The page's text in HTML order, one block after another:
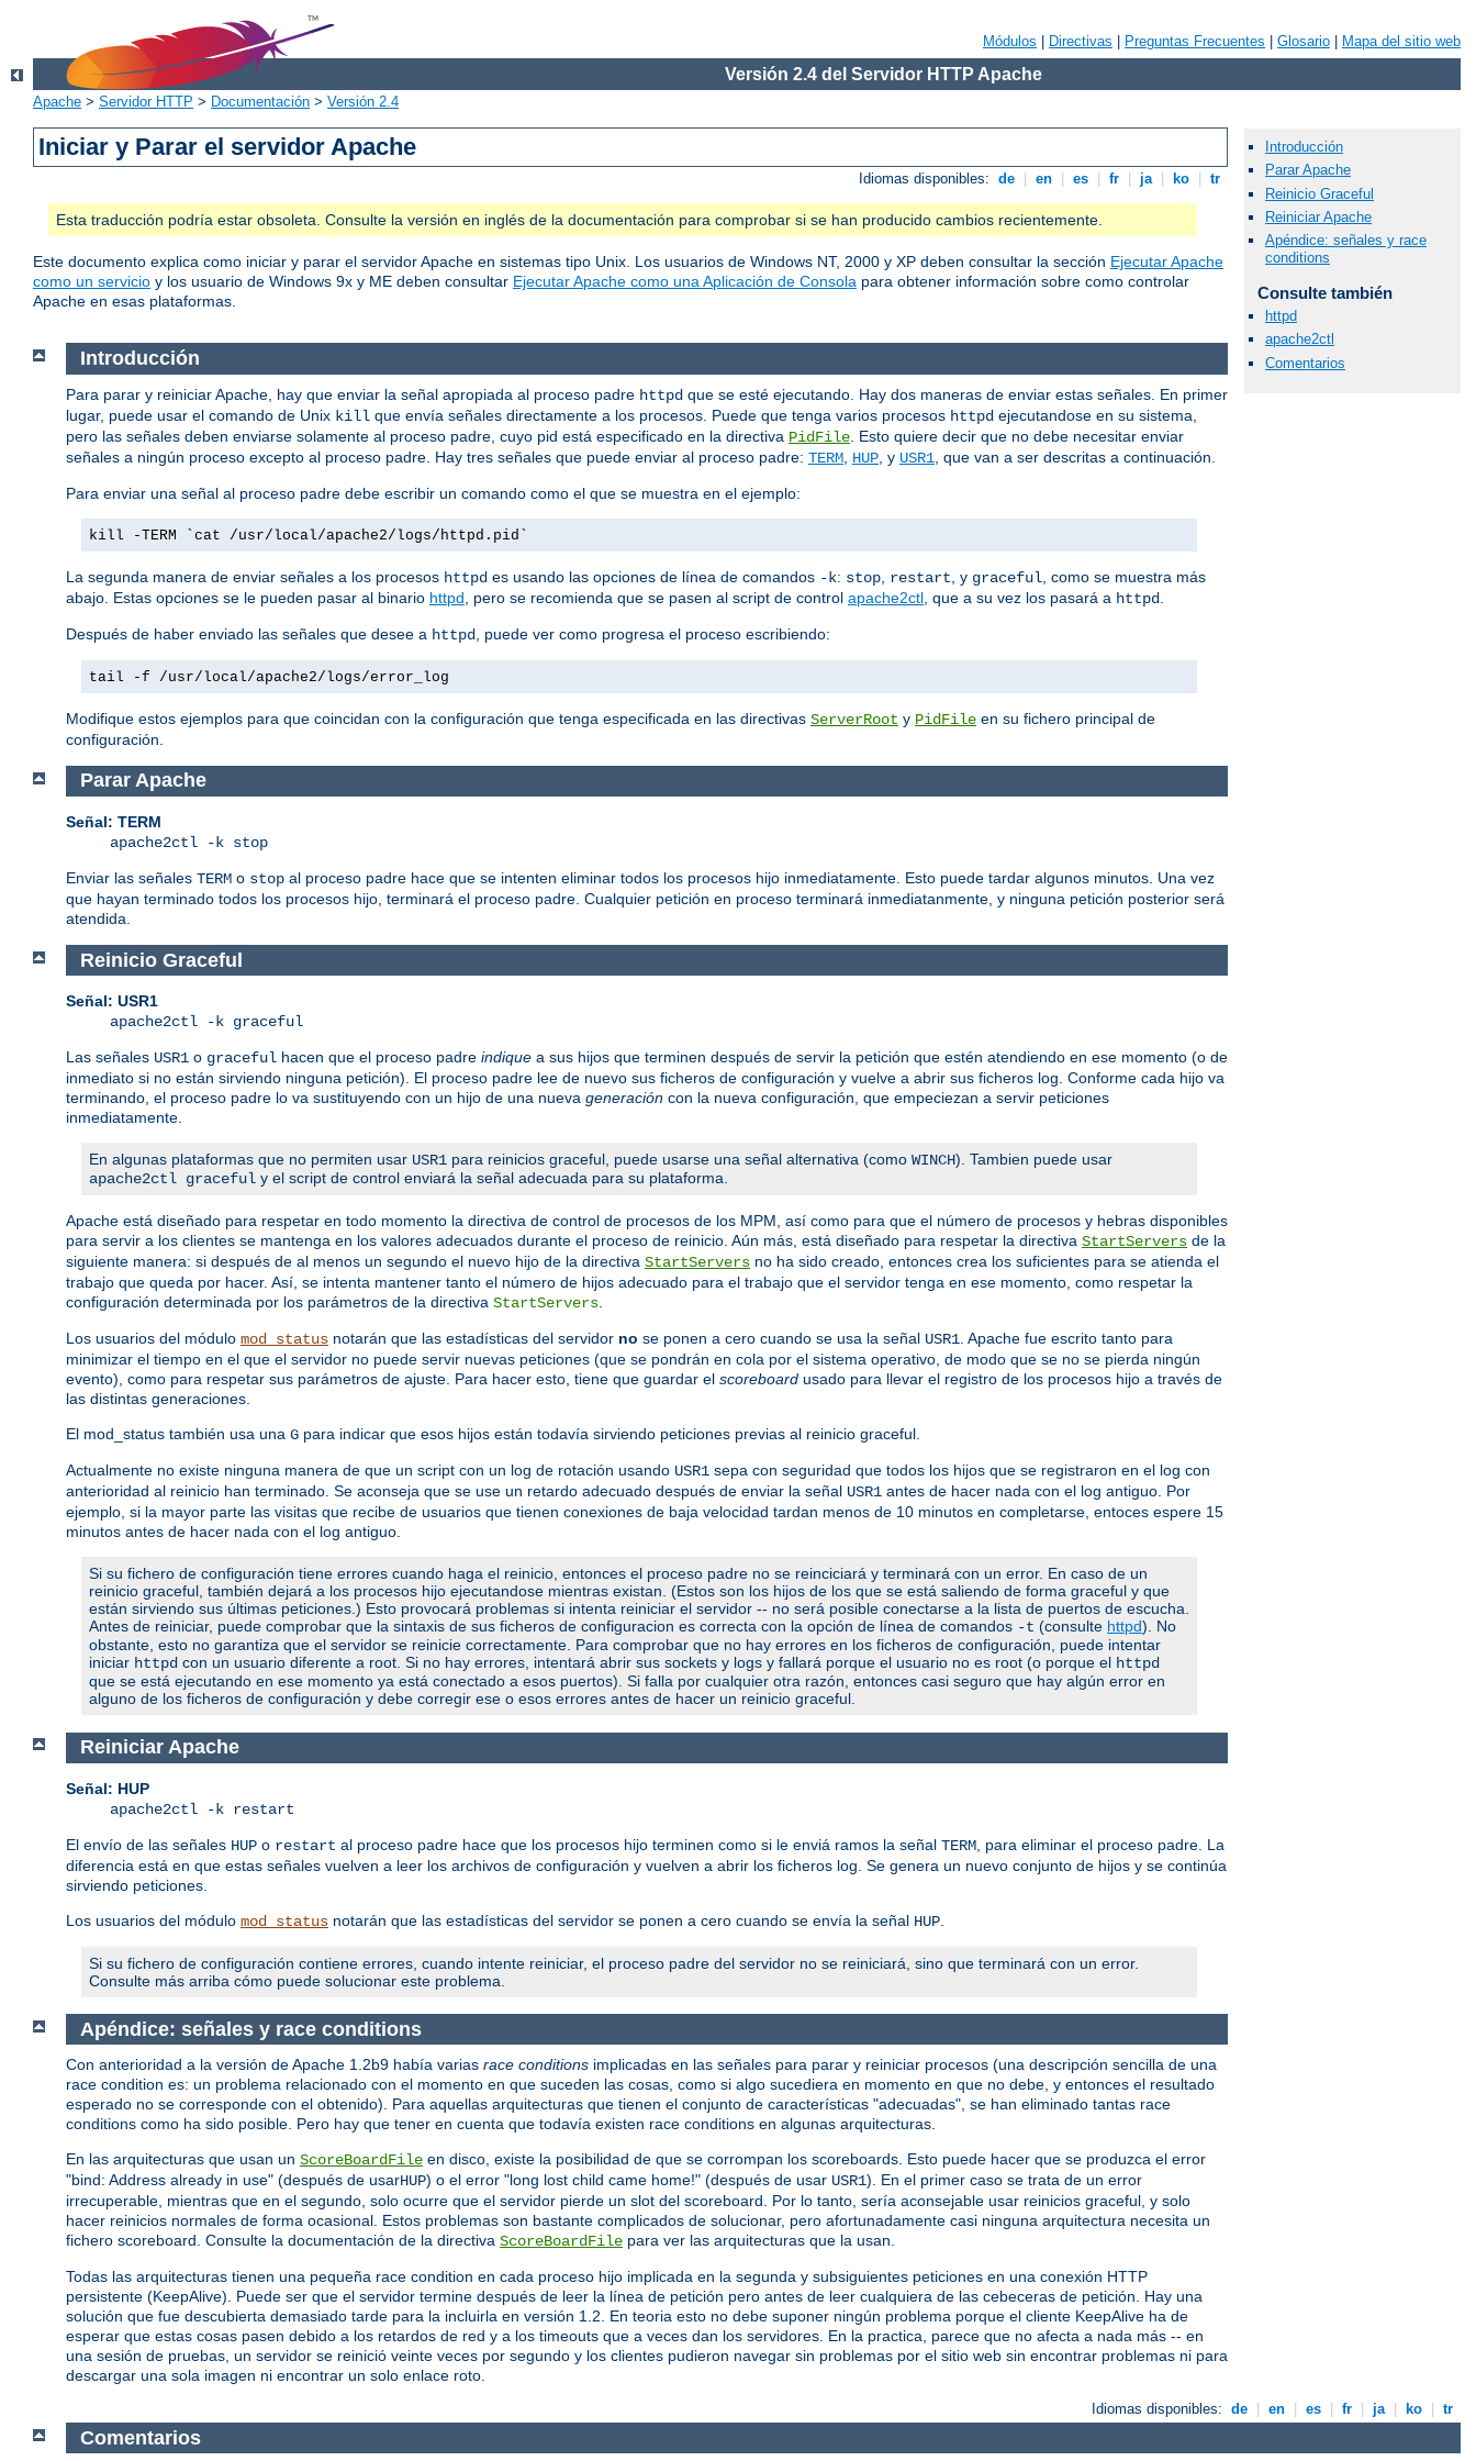
Módulos Directivas Preguntas Frecuentes Glosario Mapa del sitio web
Versión 2.4 del Servidor HTTP Apache
Apache > Servidor HTTP > Documentación > Versión 2.4
Iniciar y Parar el servidor Apache
Idiomas disponibles: de en es fr ja ko tr
Esta traducción podría estar obsoleta. Consulte la versión en inglés de la documentación para comprobar si se han producido cambios recientemente.
Este documento explica como iniciar y parar el servidor Apache en sistemas tipo Unix. Los usuarios de Windows NT, 2000 y XP deben consultar la sección Ejecutar Apache
como un servicio y los usuario de Windows 9x y ME deben consultar Ejecutar Apache como una Aplicación de Consola para obtener información sobre como controlar
Apache en esas plataformas.
Introducción
Parar Apache
Reinicio Graceful
Reiniciar Apache
Apéndice: señales y race
conditions
Consulte también
httpd
apache2ctl
Comentarios
Introducción
Para parar y reiniciar Apache, hay que enviar la señal apropiada al proceso padre httpd que se esté ejecutando. Hay dos maneras de enviar estas señales. En primer
lugar, puede usar el comando de Unix kill que envía señales directamente a los procesos. Puede que tenga varios procesos httpd ejecutandose en su sistema,
pero las señales deben enviarse solamente al proceso padre, cuyo pid está especificado en la directiva PidFile . Esto quiere decir que no debe necesitar enviar
señales a ningún proceso excepto al proceso padre. Hay tres señales que puede enviar al proceso padre: TERM HUP , y USR1 , que van a ser descritas a continuación.
Para enviar una señal al proceso padre debe escribir un comando como el que se muestra en el ejemplo:
kill -TERM `cat /usr/local/apache2/logs/httpd.pid`
La segunda manera de enviar señales a los procesos httpd es usando las opciones de línea de comandos -k: stop restart , y graceful , como se muestra más
abajo. Estas opciones se le pueden pasar al binario httpd , pero se recomienda que se pasen al script de control apache2ctl , que a su vez los pasará a httpd
Después de haber enviado las señales que desee a httpd , puede ver como progresa el proceso escribiendo:
tail -f /usr/local/apache2/logs/error_log
Modifique estos ejemplos para que coincidan con la configuración que tenga especificada en las directivas ServerRoot y PidFile en su fichero principal de
configuración.
Parar Apache
Señal: TERM
apache2ctl -k stop
Enviar las señales TERM o stop al proceso padre hace que se intenten eliminar todos los procesos hijo inmediatamente. Esto puede tardar algunos minutos. Una vez
que hayan terminado todos los procesos hijo, terminará el proceso padre. Cualquier petición en proceso terminará inmediatanmente, y ninguna petición posterior será
atendida.
Reinicio Graceful
Señal: USR1
apache2ctl -k graceful
Las señales USR1 o graceful hacen que el proceso padre indique a sus hijos que terminen después de servir la petición que estén atendiendo en ese momento (o de
inmediato si no están sirviendo ninguna petición). El proceso padre lee de nuevo sus ficheros de configuración y vuelve a abrir sus ficheros log. Conforme cada hijo va
terminando, el proceso padre lo va sustituyendo con un hijo de una nueva generación con la nueva configuración, que empeciezan a servir peticiones
inmediatamente.
En algunas plataformas que no permiten usar USR1 para reinicios graceful, puede usarse una señal alternativa (como WINCH). Tambien puede usar
apache2ctl graceful y el script de control enviará la señal adecuada para su plataforma.
Apache está diseñado para respetar en todo momento la directiva de control de procesos de los MPM, así como para que el número de procesos y hebras disponibles
para servir a los clientes se mantenga en los valores adecuados durante el proceso de reinicio. Aún más, está diseñado para respetar la directiva StartServers de la
siguiente manera: si después de al menos un segundo el nuevo hijo de la directiva StartServers no ha sido creado, entonces crea los suficientes para se atienda el
trabajo que queda por hacer. Así, se intenta mantener tanto el número de hijos adecuado para el trabajo que el servidor tenga en ese momento, como respetar la
configuración determinada por los parámetros de la directiva StartServers.
Los usuarios del módulo mod_status notarán que las estadísticas del servidor no se ponen a cero cuando se usa la señal USR1. Apache fue escrito tanto para
minimizar el tiempo en el que el servidor no puede servir nuevas peticiones (que se pondrán en cola por el sistema operativo, de modo que se no se pierda ningún
evento), como para respetar sus parámetros de ajuste. Para hacer esto, tiene que guardar el scoreboard usado para llevar el registro de los procesos hijo a través de
las distintas generaciones.
El mod_status también usa una G para indicar que esos hijos están todavía sirviendo peticiones previas al reinicio graceful.
Actualmente no existe ninguna manera de que un script con un log de rotación usando USR1 sepa con seguridad que todos los hijos que se registraron en el log con
anterioridad al reinicio han terminado. Se aconseja que se use un retardo adecuado después de enviar la señal USR1 antes de hacer nada con el log antiguo. Por
ejemplo, si la mayor parte las visitas que recibe de usuarios que tienen conexiones de baja velocidad tardan menos de 10 minutos en completarse, entoces espere 15
minutos antes de hacer nada con el log antiguo.
Si su fichero de configuración tiene errores cuando haga el reinicio, entonces el proceso padre no se reinciciará y terminará con un error. En caso de un
reinicio graceful, también dejará a los procesos hijo ejecutandose mientras existan. (Estos son los hijos de los que se está saliendo de forma graceful y que
están sirviendo sus últimas peticiones.) Esto provocará problemas si intenta reiniciar el servidor -- no será posible conectarse a la lista de puertos de escucha.
Antes de reiniciar, puede comprobar que la sintaxis de sus ficheros de configuracion es correcta con la opción de línea de comandos -t (consulte httpd). No
obstante, esto no garantiza que el servidor se reinicie correctamente. Para comprobar que no hay errores en los ficheros de configuración, puede intentar
iniciar httpd con un usuario diferente a root. Si no hay errores, intentará abrir sus sockets y logs y fallará porque el usuario no es root (o porque el httpd
que se está ejecutando en ese momento ya está conectado a esos puertos). Si falla por cualquier otra razón, entonces casi seguro que hay algún error en
alguno de los ficheros de configuración y debe corregir ese o esos errores antes de hacer un reinicio graceful.
Reiniciar Apache
Señal: HUP
apache2ctl -k restart
El envío de las señales HUP o restart al proceso padre hace que los procesos hijo terminen como si le enviá ramos la señal TERM , para eliminar el proceso padre. La
diferencia está en que estas señales vuelven a leer los archivos de configuración y vuelven a abrir los ficheros log. Se genera un nuevo conjunto de hijos y se continúa
sirviendo peticiones.
Los usuarios del módulo mod_status notarán que las estadísticas del servidor se ponen a cero cuando se envía la señal HUP
Si su fichero de configuración contiene errores, cuando intente reiniciar, el proceso padre del servidor no se reiniciará, sino que terminará con un error.
Consulte más arriba cómo puede solucionar este problema.
Apéndice: señales y race conditions
Con anterioridad a la versión de Apache 1.2b9 había varias race conditions implicadas en las señales para parar y reiniciar procesos (una descripción sencilla de una
race condition es: un problema relacionado con el momento en que suceden las cosas, como si algo sucediera en momento en que no debe, y entonces el resultado
esperado no se corresponde con el obtenido). Para aquellas arquitecturas que tienen el conjunto de características "adecuadas", se han eliminado tantas race
conditions como ha sido posible. Pero hay que tener en cuenta que todavía existen race conditions en algunas arquitecturas.
En las arquitecturas que usan un ScoreBoardFile en disco, existe la posibilidad de que se corrompan los scoreboards. Esto puede hacer que se produzca el error
"bind: Address already in use" (después de usarHUP) o el error "long lost child came home!" (después de usar USR1). En el primer caso se trata de un error
irrecuperable, mientras que en el segundo, solo ocurre que el servidor pierde un slot del scoreboard. Por lo tanto, sería aconsejable usar reinicios graceful, y solo
hacer reinicios normales de forma ocasional. Estos problemas son bastante complicados de solucionar, pero afortunadamente casi ninguna arquitectura necesita un
fichero scoreboard. Consulte la documentación de la directiva ScoreBoardFile para ver las arquitecturas que la usan.
Todas las arquitecturas tienen una pequeña race condition en cada proceso hijo implicada en la segunda y subsiguientes peticiones en una conexión HTTP
persistente (KeepAlive). Puede ser que el servidor termine después de leer la línea de petición pero antes de leer cualquiera de las cebeceras de petición. Hay una
solución que fue descubierta demasiado tarde para la incluirla en versión 1.2. En teoria esto no debe suponer ningún problema porque el cliente KeepAlive ha de
esperar que estas cosas pasen debido a los retardos de red y a los timeouts que a veces dan los servidores. En la practica, parece que no afecta a nada más -- en
una sesión de pruebas, un servidor se reinició veinte veces por segundo y los clientes pudieron navegar sin problemas por el sitio web sin encontrar problemas ni para
descargar una sola imagen ni encontrar un solo enlace roto.
Idiomas disponibles: de en es fr ja ko tr
Comentarios